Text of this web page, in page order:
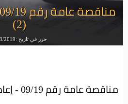
(2)
حرر في تاريخ :6/13/2019
مناقصة عامة رقم 09/19 - إعادة نشر رقم (2)